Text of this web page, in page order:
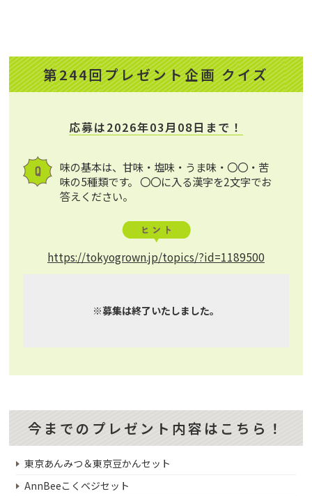
第244回プレゼント企画 クイズ
応募は2026年03月08日まで！
味の基本は、甘味・塩味・うま味・〇〇・苦
味の5種類です。 〇〇に入る漢字を2文字でお
答えください。
https://tokyogrown.jp/topics/?id=1189500
※募集は終了いたしました。
今までのプレゼント内容はこちら！
東京あんみつ＆東京豆かんセット
AnnBeeこくベジセット